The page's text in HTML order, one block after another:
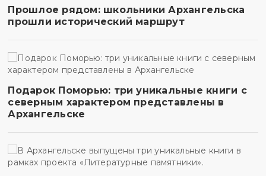
Прошлое рядом: школьники Архангельска
прошли исторический маршрут
Подарок Поморью: три уникальные книги с
северным характером представлены в
Архангельске